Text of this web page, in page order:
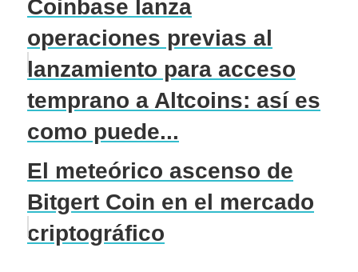
Coinbase lanza
operaciones previas al
lanzamiento para acceso
temprano a Altcoins: así es
como puede...
El meteórico ascenso de
Bitgert Coin en el mercado
criptográfico